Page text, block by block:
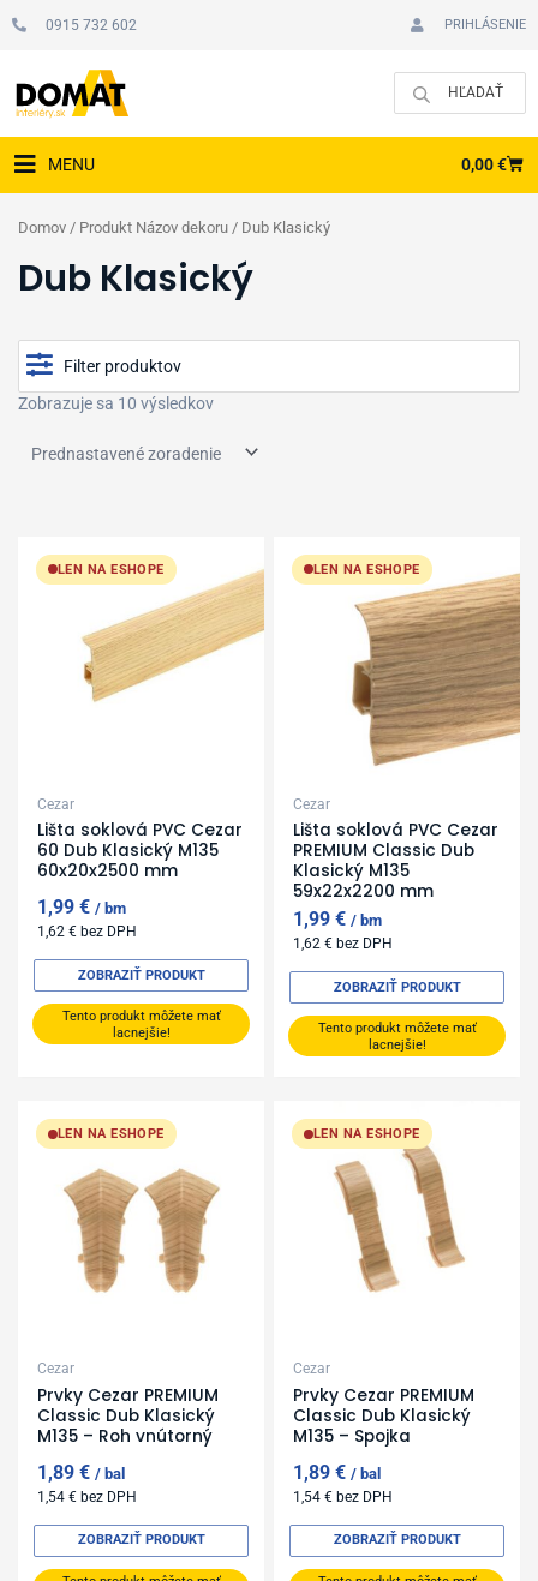
0915 732 602 PRIHLÁSENIE
MENU 0,00€
Domov / Produkt Názov dekoru / Dub Klasický
Dub Klasický
Filter produktov
Zobrazuje sa 10 výsledkov
LEN NA ESHOPE
Cezar
Lišta soklová PVC Cezar
60 Dub Klasický M135
60x20x2500 mm
1,99€ bm
1,62€ bez DPH
Tento produkt môžete mať
lacnejšie!
ZOBRAZIŤ PRODUKT
LEN NA ESHOPE
Cezar
Lišta soklová PVC Cezar
PREMIUM Classic Dub
Klasický M135
59x22x2200 mm
1,99€ bm
1,62€ bez DPH
Tento produkt môžete mať
lacnejšie!
ZOBRAZIŤ PRODUKT
LEN NA ESHOPE
Cezar
Prvky Cezar PREMIUM
Classic Dub Klasický
M135 – Roh vnútorný
1,89€ bal
1,54€ bez DPH
ZOBRAZIŤ PRODUKT
LEN NA ESHOPE
Cezar
Prvky Cezar PREMIUM
Classic Dub Klasický
M135 – Spojka
1,89€ bal
1,54€ bez DPH
ZOBRAZIŤ PRODUKT